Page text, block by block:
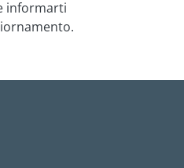
informarti